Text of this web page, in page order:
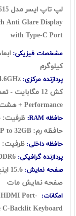
Anti Glare Display
with Type-C Port
مشخصات فیزیکی:
کیلوگرم
پردازنده مرکزی:
کش 12
Performance + هشت هسته Efficient) به اضافه 12 رشته
حافظه RAM:
حافظه رم: UP to 32GB
حافظه داخلی: ظرفیت: 512 گیگابایت حافظه SSD
پردازنده گرافیکی:
صفحه نمایش:
صفحه نمایش مات
امکانات: Port-
C-Backlit Keyboard